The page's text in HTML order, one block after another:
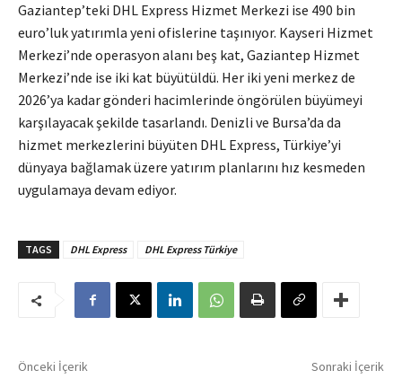
Gaziantep’teki DHL Express Hizmet Merkezi ise 490 bin
euro’luk yatırımla yeni ofislerine taşınıyor. Kayseri Hizmet
Merkezi’nde operasyon alanı beş kat, Gaziantep Hizmet
Merkezi’nde ise iki kat büyütüldü. Her iki yeni merkez de
2026’ya kadar gönderi hacimlerinde öngörülen büyümeyi
karşılayacak şekilde tasarlandı. Denizli ve Bursa’da da
hizmet merkezlerini büyüten DHL Express, Türkiye’yi
dünyaya bağlamak üzere yatırım planlarını hız kesmeden
uygulamaya devam ediyor.
TAGS DHL Express DHL Express Türkiye
Önceki İçerik Sonraki İçerik